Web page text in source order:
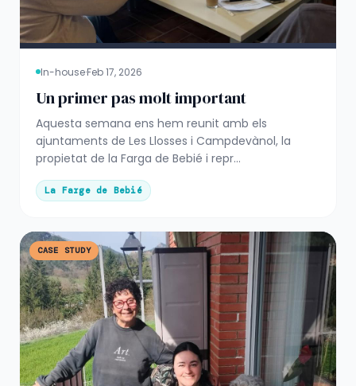
In-house·Feb 17, 2026
Un primer pas molt important
Aquesta semana ens hem reunit amb els
ajuntaments de Les Llosses i Campdevànol, la
propietat de la Farga de Bebié i repr...
La Farge de Bebié
CASE STUDY